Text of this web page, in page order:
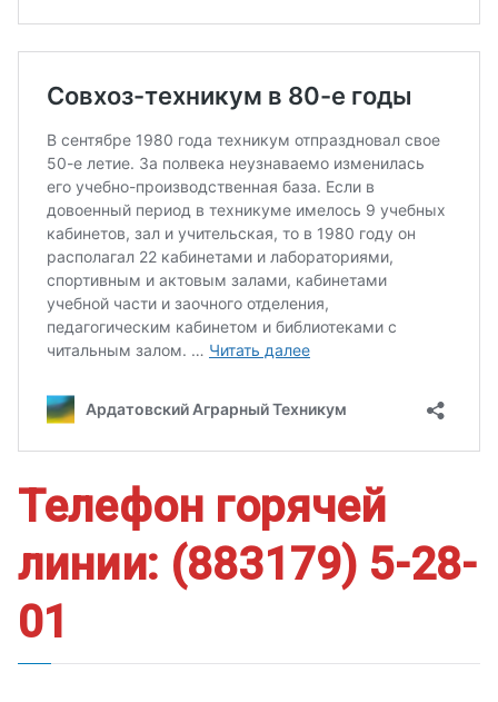
Телефон горячей
линии: (883179) 5-28-
01